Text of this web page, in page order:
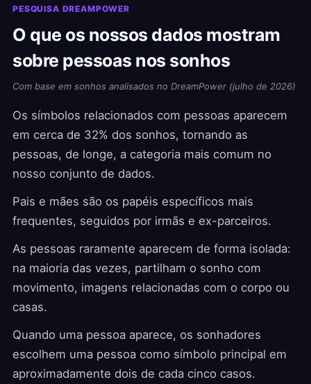
PESQUISA DREAMPOWER
O que os nossos dados mostram
sobre pessoas nos sonhos
Com base em sonhos analisados no DreamPower (julho de 2026)
Os símbolos relacionados com pessoas aparecem
em cerca de 32% dos sonhos, tornando as
pessoas, de longe, a categoria mais comum no
nosso conjunto de dados.
Pais e mães são os papéis específicos mais
frequentes, seguidos por irmãs e ex-parceiros.
As pessoas raramente aparecem de forma isolada:
na maioria das vezes, partilham o sonho com
movimento, imagens relacionadas com o corpo ou
casas.
Quando uma pessoa aparece, os sonhadores
escolhem uma pessoa como símbolo principal em
aproximadamente dois de cada cinco casos.